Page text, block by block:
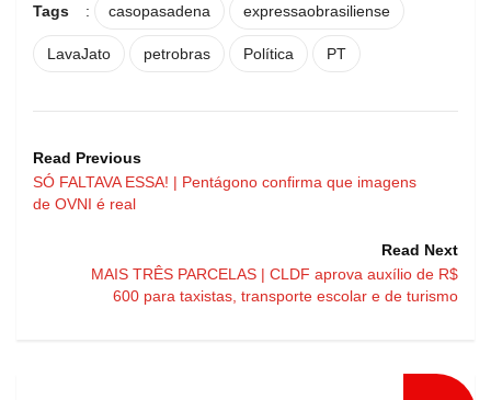
Tags : casopasadena expressaobrasiliense
LavaJato petrobras Política PT
Read Previous
SÓ FALTAVA ESSA! | Pentágono confirma que imagens
de OVNI é real
Read Next
MAIS TRÊS PARCELAS | CLDF aprova auxílio de R$
600 para taxistas, transporte escolar e de turismo